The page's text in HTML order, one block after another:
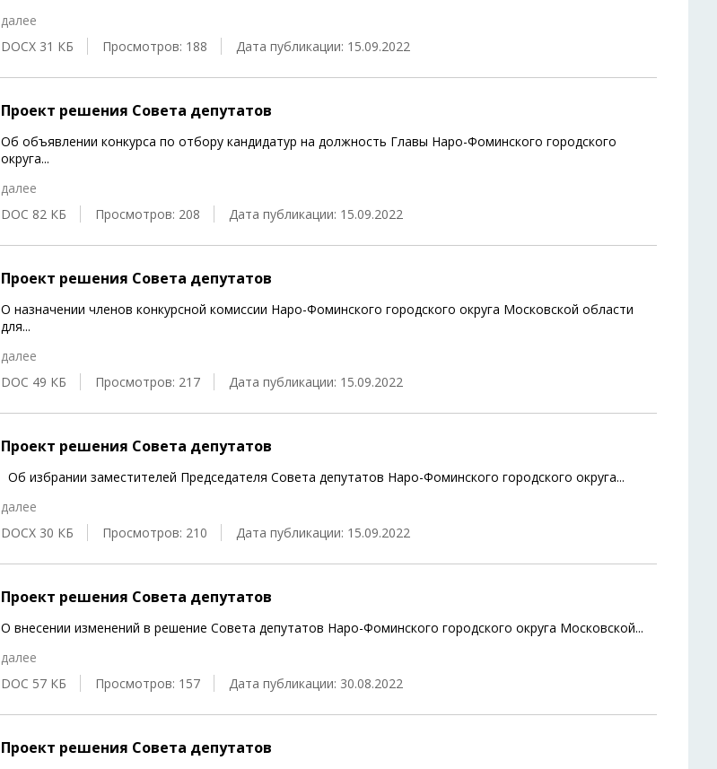
далее
DOCX 31 КБ
Просмотров: 188 Дата публикации: 15.09.2022
Проект решения Совета депутатов
Об объявлении конкурса по отбору кандидатур на должность Главы Наро-Фоминского городского
округа...
далее
DOC 82 КБ
Просмотров: 208 Дата публикации: 15.09.2022
Проект решения Совета депутатов
О назначении членов конкурсной комиссии Наро-Фоминского городского округа Московской области
для...
далее
DOC 49 КБ
Просмотров: 217 Дата публикации: 15.09.2022
Проект решения Совета депутатов
Об избрании заместителей Председателя Совета депутатов Наро-Фоминского городского округа...
далее
DOCX 30 КБ
Просмотров: 210 Дата публикации: 15.09.2022
Проект решения Совета депутатов
О внесении изменений в решение Совета депутатов Наро-Фоминского городского округа Московской...
далее
DOC 57 КБ
Просмотров: 157 Дата публикации: 30.08.2022
Проект решения Совета депутатов